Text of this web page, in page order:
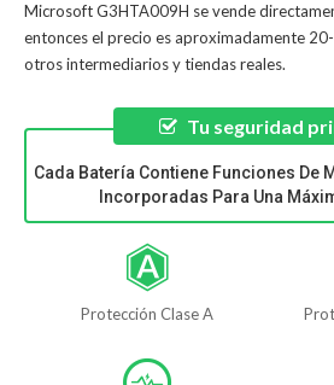
Microsoft G3HTA009H se vende
entonces el precio es aproximadamente
otros intermediarios y tiendas reales.
Tu seguridad
Cada Batería Contiene Funciones De
Incorporadas Para Una
Protección Clase A